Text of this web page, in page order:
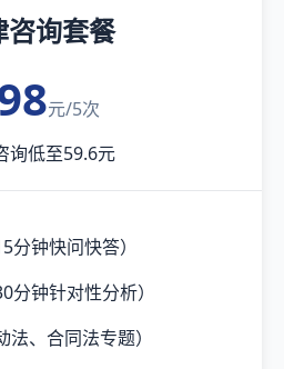
咨询套餐
元/5次
询低至59.6元
钟快问快答）
钟针对性分析）
、合同法专题）